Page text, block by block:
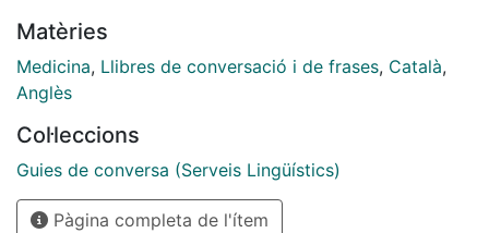
desenvolupament de l'exploració física del pacient i la
presentació del cas clínic; un petit vocabulari de
termes mèdics; i una recopilació de representacions
humà.
Matèries
Medicina, Llibres de conversació i de frases, Català,
Anglès
Col·leccions
Guies de conversa (Serveis Lingüístics)
Pàgina completa de l'ítem